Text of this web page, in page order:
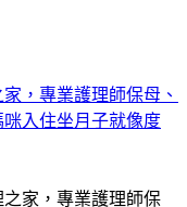
，專業護理師保母、
入住坐月子就像度